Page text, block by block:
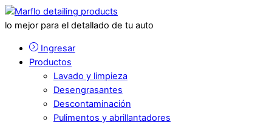
lo mejor para el detallado de tu auto
Ingresar
Productos
Lavado y limpieza
Desengrasantes
Descontaminación
Pulimentos y abrillantadores